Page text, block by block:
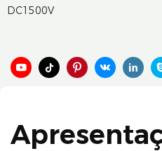
DC1500V